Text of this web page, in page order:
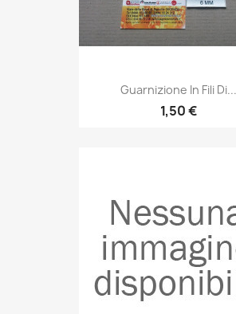
Guarnizione In Fili Di...
1,50 €